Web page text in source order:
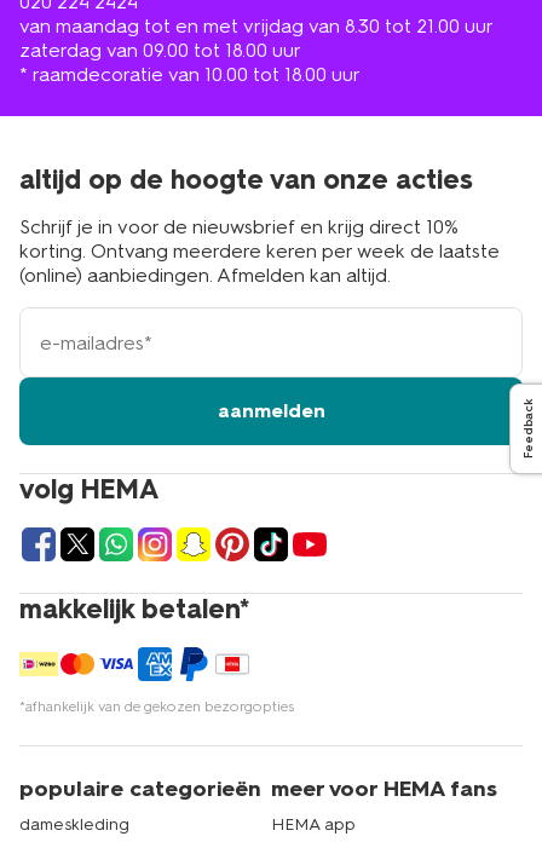
van maandag tot en met vrijdag van 8.30 tot 21.00 uur
zaterdag van 09.00 tot 18.00 uur
* raamdecoratie van 10.00 tot 18.00 uur
volg HEMA
makkelijk betalen*
*afhankelijk van de gekozen bezorgopties
altijd op de hoogte van onze acties
Schrijf je in voor de nieuwsbrief en krijg direct 10%
korting. Ontvang meerdere keren per week de laatste
(online) aanbiedingen. Afmelden kan altijd.
e-
mailadres
aanmelden
populaire categorieën
dameskleding
meer voor HEMA fans
HEMA app
Feedback